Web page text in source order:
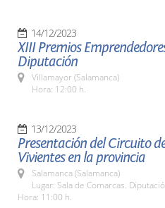
14/12/2023
XIII Premios
Diputación
Villamayor (Salamanca)
Hora: 12:00 h.
13/12/2023
Presentación del Circuito
Vivientes en la provincia
Salamanca (Salamanca)
Lugar: Sala de Comarcas.
Hora: 11:00 h.